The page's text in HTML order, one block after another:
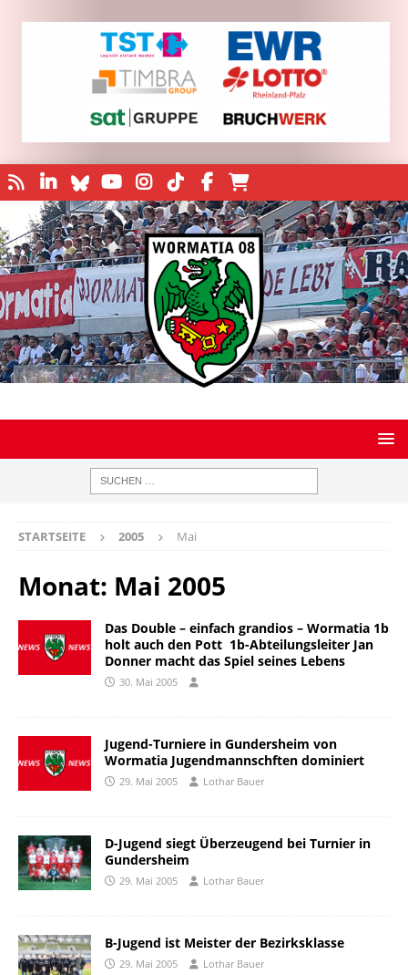
STARTSEITE 2005 Mai
Monat: Mai 2005
Das Double – einfach grandios – Wormatia 1b
holt auch den Pott  1b-Abteilungsleiter Jan
Donner macht das Spiel seines Lebens
30. Mai 2005
Jugend-Turniere in Gundersheim von
Wormatia Jugendmannschften dominiert
29. Mai 2005 Lothar Bauer
D-Jugend siegt Überzeugend bei Turnier in
Gundersheim
29. Mai 2005 Lothar Bauer
B-Jugend ist Meister der Bezirksklasse
29. Mai 2005 Lothar Bauer